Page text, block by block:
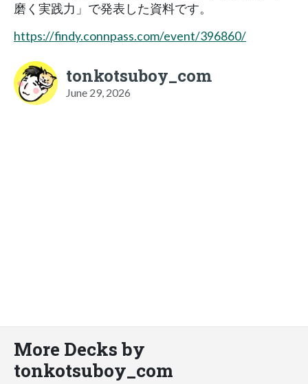
磨く実践力」で発表した資料です。
https://findy.connpass.com/event/396860/
tonkotsuboy_com
June 29, 2026
More Decks by
tonkotsuboy_com